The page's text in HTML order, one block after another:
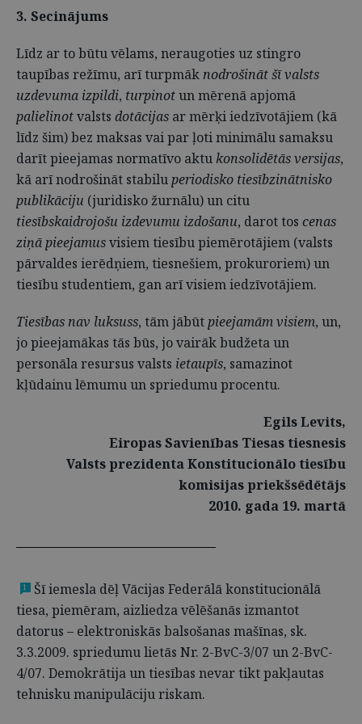
3. Secinājums
Līdz ar to būtu vēlams, neraugoties uz stingro
taupības režīmu, arī turpmāknodrošināt šī valsts
uzdevuma izpildi, turpinotun mērenā apjomā
palielinotvalsts dotācijas ar mērķi iedzīvotājiem (kā
līdz šim) bez maksas vai par ļoti minimālu samaksu
darīt pieejamas normatīvo aktukonsolidētās versijas,
kā arī nodrošināt stabiluperiodisko tiesībzinātnisko
publikāciju (juridisko žurnālu) un citu
tiesībskaidrojošu izdevumu izdošanu, darot tos cenas
ziņā pieejamusvisiem tiesību piemērotājiem (valsts
pārvaldes ierēdņiem, tiesnešiem, prokuroriem) un
tiesību studentiem, gan arī visiem iedzīvotājiem.
Tiesības nav luksuss, tām jābūtpieejamām visiem, un,
jo pieejamākas tās būs, jo vairāk budžeta un
personāla resursus valsts ietaupīs, samazinot
kļūdainu lēmumu un spriedumu procentu.
Egils Levits,
Eiropas Savienības Tiesas tiesnesis
Valsts prezidenta Konstitucionālo tiesību
komisijas priekšsēdētājs
2010. gada 19. martā
1
Šī iemesla dēļ Vācijas Federālā konstitucionālā
tiesa, piemēram, aizliedza vēlēšanās izmantot
datorus – elektroniskās balsošanas mašīnas, sk.
3.3.2009. spriedumu lietās Nr. 2-BvC-3/07 un 2-BvC-
4/07. Demokrātija un tiesības nevar tikt pakļautas
tehnisku manipulāciju riskam.